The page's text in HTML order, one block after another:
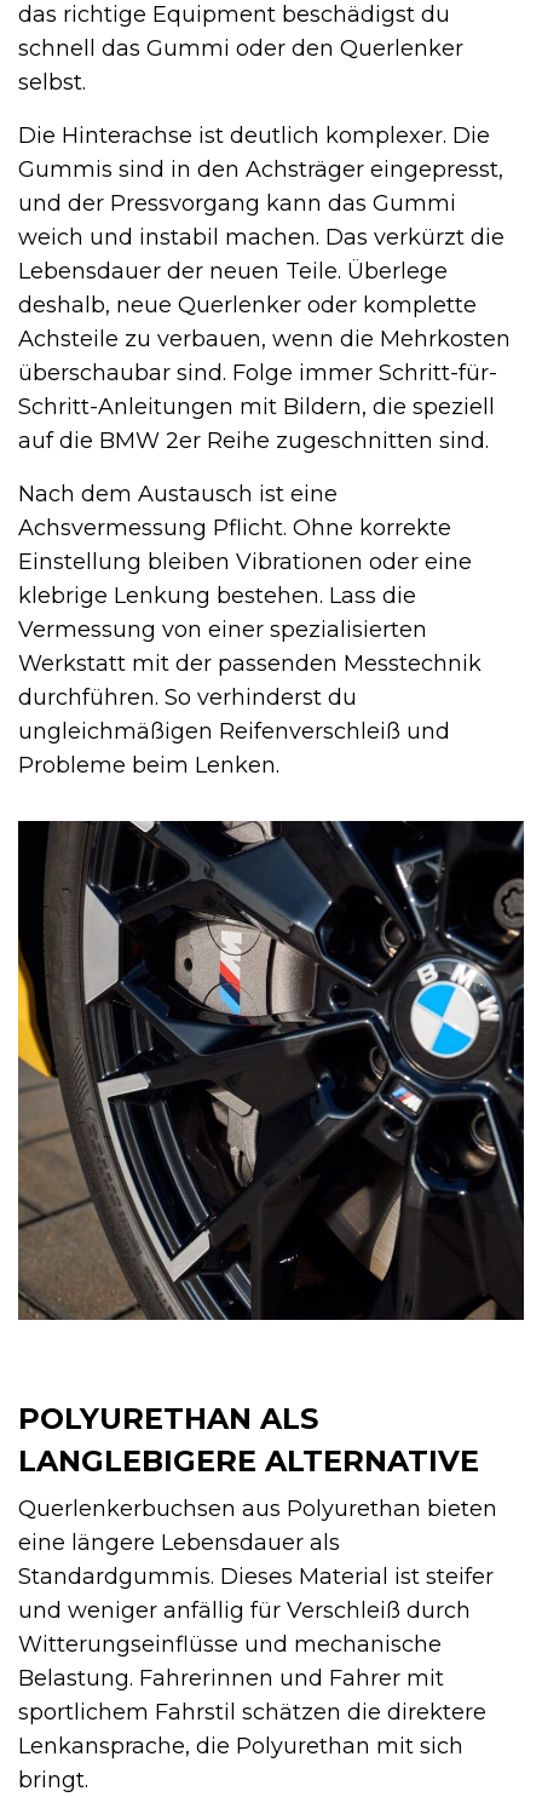
das richtige Equipment beschädigst du
schnell das Gummi oder den Querlenker
selbst.
Die Hinterachse ist deutlich komplexer. Die
Gummis sind in den Achsträger eingepresst,
und der Pressvorgang kann das Gummi
weich und instabil machen. Das verkürzt die
Lebensdauer der neuen Teile. Überlege
deshalb, neue Querlenker oder komplette
Achsteile zu verbauen, wenn die Mehrkosten
überschaubar sind. Folge immer Schritt-für-
Schritt-Anleitungen mit Bildern, die speziell
auf die BMW 2er Reihe zugeschnitten sind.
Nach dem Austausch ist eine
Achsvermessung Pflicht. Ohne korrekte
Einstellung bleiben Vibrationen oder eine
klebrige Lenkung bestehen. Lass die
Vermessung von einer spezialisierten
Werkstatt mit der passenden Messtechnik
durchführen. So verhinderst du
ungleichmäßigen Reifenverschleiß und
Probleme beim Lenken.
POLYURETHAN ALS
LANGLEBIGERE ALTERNATIVE
Querlenkerbuchsen aus Polyurethan bieten
eine längere Lebensdauer als
Standardgummis. Dieses Material ist steifer
und weniger anfällig für Verschleiß durch
Witterungseinflüsse und mechanische
Belastung. Fahrerinnen und Fahrer mit
sportlichem Fahrstil schätzen die direktere
Lenkansprache, die Polyurethan mit sich
bringt.